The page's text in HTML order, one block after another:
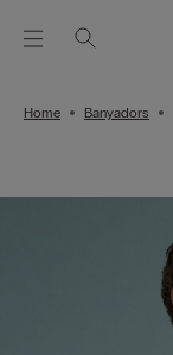
Home Banyadors